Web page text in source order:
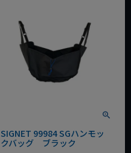
SIGNET 99984 SGハンモッ
クバッグ ブラック